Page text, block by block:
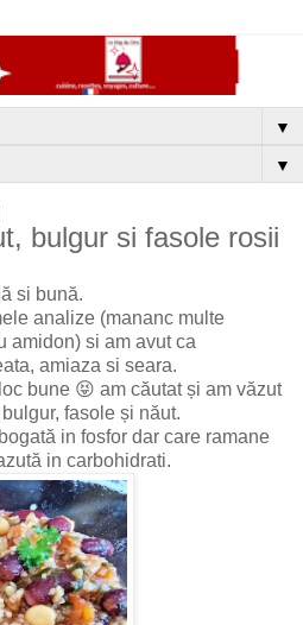
▼
▼
bulgur si fasole rosii
si bună.
analize (mananc multe
amidon) si am avut ca
amiaza si seara.
bune 😝 am căutat și am văzut
fasole și năut.
in fosfor dar care ramane
in carbohidrati.